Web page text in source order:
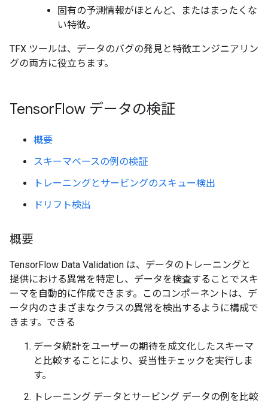
固有の予測情報がほとんど、またはまったくな
い特徴。
TFX ツールは、データのバグの発見と特徴エンジニアリン
グの両方に役立ちます。
TensorFlow データの検証
概要
スキーマベースの例の検証
トレーニングとサービングのスキュー検出
ドリフト検出
概要
TensorFlow Data Validation は、データのトレーニングと
提供における異常を特定し、データを検査することでスキ
ーマを自動的に作成できます。このコンポーネントは、デ
ータ内のさまざまなクラスの異常を検出するように構成で
きます。できる
データ統計をユーザーの期待を成文化したスキーマ
と比較することにより、妥当性チェックを実行しま
す。
トレーニング データとサービング データの例を比較